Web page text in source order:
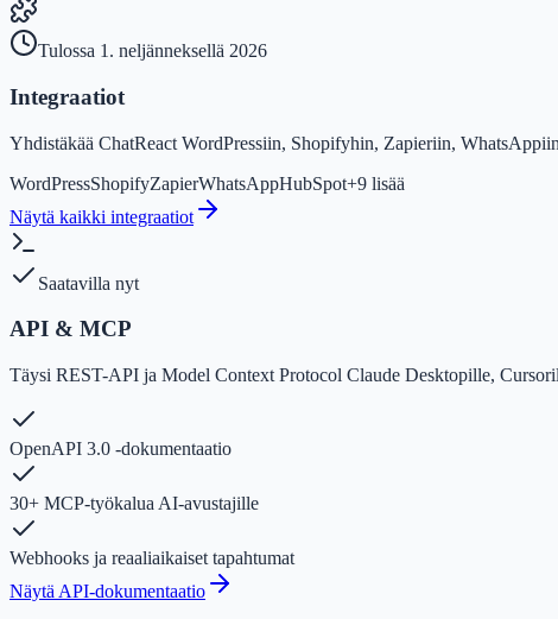
Tulossa 1. neljänneksellä 2026
Integraatiot
Yhdistäkää ChatReact WordPressiin, Shopifyhin, Zapieriin,
WordPressShopifyZapierWhatsAppHubSpot+9 lisää
Näytä kaikki integraatiot
Saatavilla nyt
API & MCP
Täysi REST-API ja Model Context Protocol Claude Desktopille,
OpenAPI 3.0 -dokumentaatio
30+ MCP-työkalua AI-avustajille
Webhooks ja reaaliaikaiset tapahtumat
Näytä API-dokumentaatio